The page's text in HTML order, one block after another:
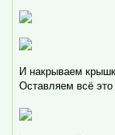
И накрываем
Оставляем всё это